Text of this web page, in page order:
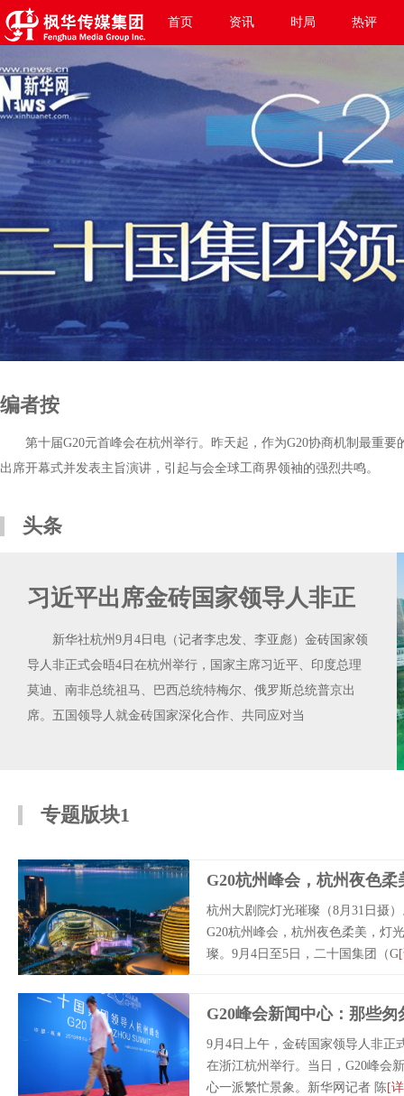
首页 资讯 时局 热评
编者按
第十届G20元首峰会在杭州举行。昨天起，作为G20协商机制最重
出席开幕式并发表主旨演讲，引起与会全球工商界领袖的强烈共鸣。
头条
习近平出席金砖国家领导人非正
新华社杭州9月4日电（记者李忠发、李亚彪）金砖国家领
导人非正式会晤4日在杭州举行，国家主席习近平、印度总理
莫迪、南非总统祖马、巴西总统特梅尔、俄罗斯总统普京出
席。五国领导人就金砖国家深化合作、共同应对当
专题版块1
G20杭州峰会，杭州夜色柔
杭州大剧院灯光璀璨（8月31日摄
G20杭州峰会，杭州夜色柔美，灯
璨。9月4日至5日，二十国集团（G
G20峰会新闻中心：那些匆
9月4日上午，金砖国家领导人非正
在浙江杭州举行。当日，G20峰会
心一派繁忙景象。新华网记者 陈[